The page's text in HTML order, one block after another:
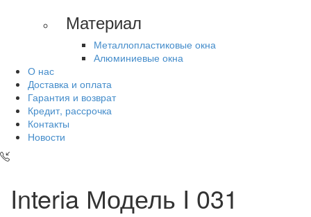
Материал
Металлопластиковые окна
Алюминиевые окна
О нас
Доставка и оплата
Гарантия и возврат
Кредит, рассрочка
Контакты
Новости
Interia Модель I 031